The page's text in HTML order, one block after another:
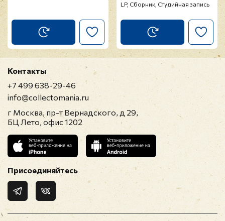
Прикрепить фото
Оставить отзыв
Перед публикацией отзывы проходят
модерацию
LP, Сборник, Студийная запись
Контакты
+7 499 638-29-46
info@collectomania.ru
г Москва, пр-т Вернадского, д 29,
БЦ Лето, офис 1202
Присоединяйтесь